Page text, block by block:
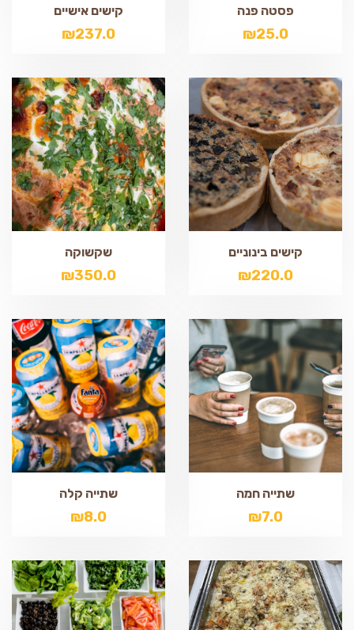
פסטה פנה
₪25.0
קישים אישיים
₪237.0
קישים בינוניים
₪220.0
שקשוקה
₪350.0
שתייה חמה
₪7.0
שתייה קלה
₪8.0